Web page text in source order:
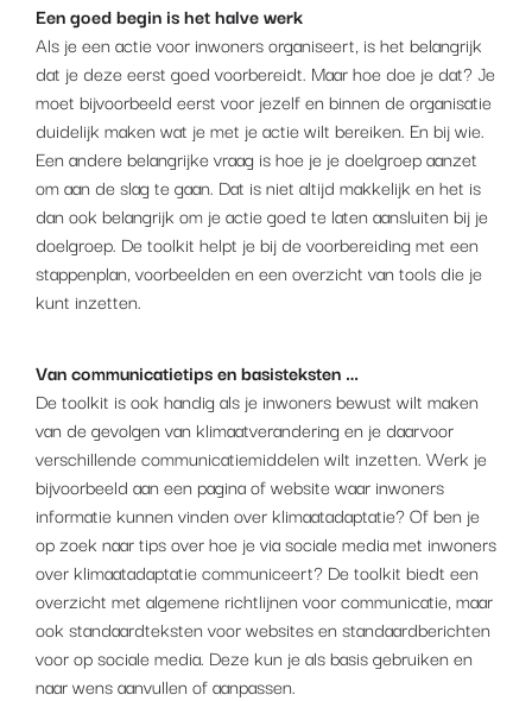
Een goed begin is het halve werk
Als je een actie voor inwoners organiseert, is het belangrijk
dat je deze eerst goed voorbereidt. Maar hoe doe je dat? Je
moet bijvoorbeeld eerst voor jezelf en binnen de organisatie
duidelijk maken wat je met je actie wilt bereiken. En bij wie.
Een andere belangrijke vraag is hoe je je doelgroep aanzet
om aan de slag te gaan. Dat is niet altijd makkelijk en het is
dan ook belangrijk om je actie goed te laten aansluiten bij je
doelgroep. De toolkit helpt je bij de voorbereiding met een
stappenplan, voorbeelden en een overzicht van tools die je
kunt inzetten.
Van communicatietips en basisteksten …
De toolkit is ook handig als je inwoners bewust wilt maken
van de gevolgen van klimaatverandering en je daarvoor
verschillende communicatiemiddelen wilt inzetten. Werk je
bijvoorbeeld aan een pagina of website waar inwoners
informatie kunnen vinden over klimaatadaptatie? Of ben je
op zoek naar tips over hoe je via sociale media met inwoners
over klimaatadaptatie communiceert? De toolkit biedt een
overzicht met algemene richtlijnen voor communicatie, maar
ook standaardteksten voor websites en standaardberichten
voor op sociale media. Deze kun je als basis gebruiken en
naar wens aanvullen of aanpassen.